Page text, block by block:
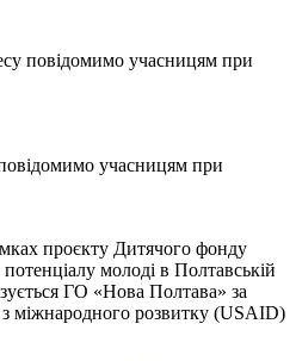
повідомимо учасницям при
учасницям при
проєкту Дитячого фонду
молоді в Полтавській
ГО «Нова Полтава» за
міжнародного розвитку (USAID)